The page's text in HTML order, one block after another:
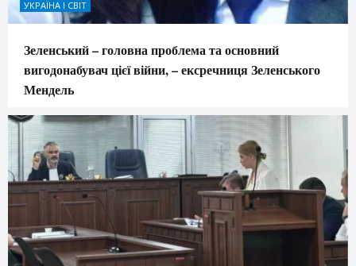
УКРАЇНА І СВІТ
Зеленський – головна проблема та основний
вигодонабувач цієї війни, – ексречниця Зеленського
Мендель